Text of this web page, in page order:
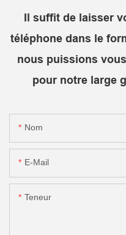
Il suffit de laisser
téléphone dans le
nous puissions
pour notre large
Nom
E-Mail
Teneur